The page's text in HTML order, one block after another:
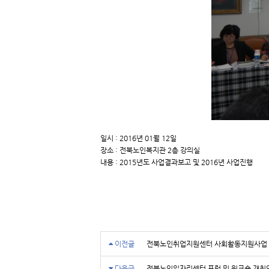
일시 : 2016년 01월 12일
장소 : 전북노인복지관 2층 강의실
내용 : 2015년도 사업결과보고 및 2016년 사업진행
이전글 전북노인취업지원센터 사회활동지원사